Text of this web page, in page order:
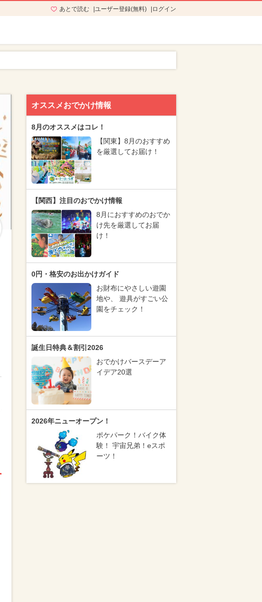
あとで読む ユーザー登録(無料) ログイン
オススメおでかけ情報
8月のオススメはコレ！
【関東】8月のおすすめ
を厳選してお届け！
【関西】注目のおでかけ情報
8月におすすめのおでか
け先を厳選してお届
け！
0円・格安のお出かけガイド
お財布にやさしい遊園
地や、 遊具がすごい公
園をチェック！
誕生日特典＆割引2026
おでかけバースデーア
イデア20選
2026年ニューオープン！
ポケパーク！バイク体
験！ 宇宙兄弟！eスポ
ーツ！